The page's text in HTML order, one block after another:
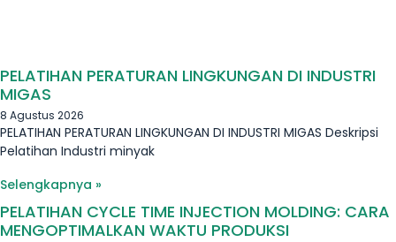
PELATIHAN PERATURAN LINGKUNGAN DI INDUSTRI
MIGAS
8 Agustus 2026
PELATIHAN PERATURAN LINGKUNGAN DI INDUSTRI MIGAS Deskripsi
Pelatihan Industri minyak
Selengkapnya »
PELATIHAN CYCLE TIME INJECTION MOLDING: CARA
MENGOPTIMALKAN WAKTU PRODUKSI